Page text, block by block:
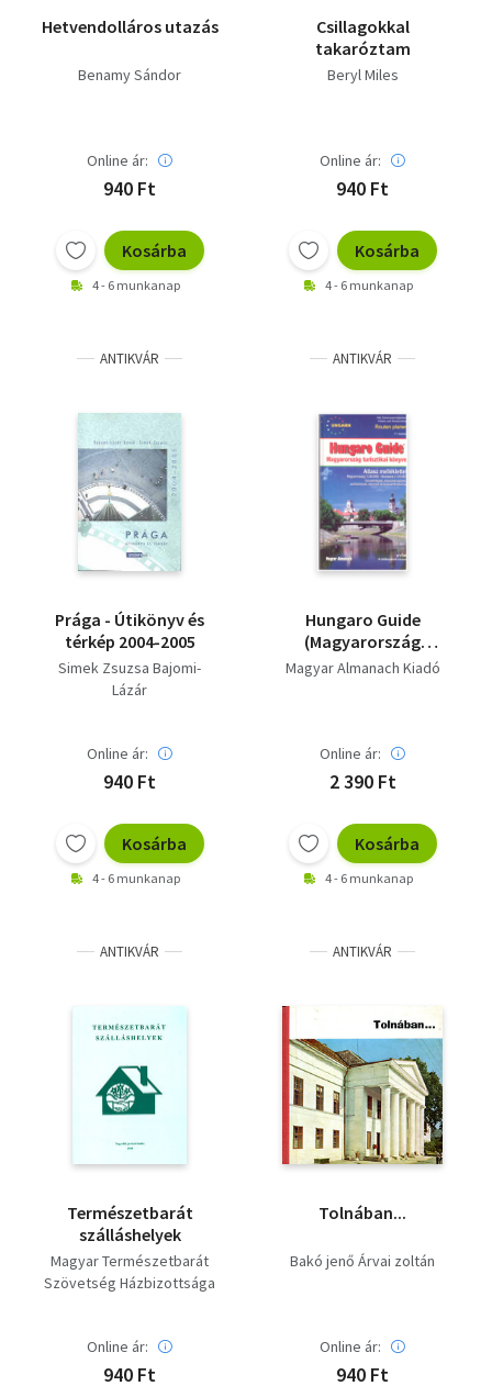
Hetvendolláros utazás
Benamy Sándor
Online ár:
940 Ft
Kosárba
4 - 6 munkanap
Csillagokkal
takaróztam
Beryl Miles
Online ár:
940 Ft
Kosárba
4 - 6 munkanap
ANTIKVÁR
Prága - Útikönyv és
térkép 2004-2005
Simek Zsuzsa Bajomi-
Lázár
Online ár:
940 Ft
Kosárba
4 - 6 munkanap
ANTIKVÁR
Hungaro Guide
(Magyarország
turisztikai könyve +
Magyar Almanach Kiadó
Online ár:
2 390 Ft
Kosárba
4 - 6 munkanap
ANTIKVÁR
Természetbarát
szálláshelyek
Magyar Természetbarát
Szövetség Házbizottsága
Online ár:
940 Ft
ANTIKVÁR
Tolnában...
Bakó jenő Árvai zoltán
Online ár:
940 Ft